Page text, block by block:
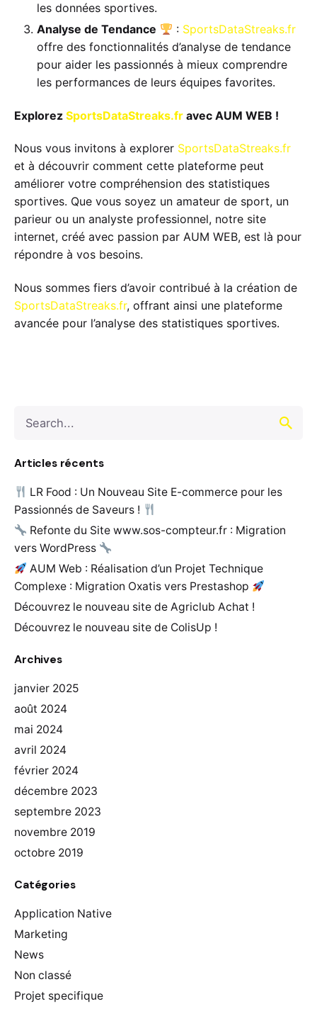
for
Articles récents
LR Food : Un Nouveau Site E-commerce pour les
Passionnés de Saveurs !
Refonte du Site www.sos-compteur.fr : Migration
vers WordPress
AUM Web : Réalisation d’un Projet Technique
Complexe : Migration Oxatis vers Prestashop
Découvrez le nouveau site de Agriclub Achat !
Découvrez le nouveau site de ColisUp !
Archives
janvier 2025
août 2024
mai 2024
avril 2024
février 2024
décembre 2023
septembre 2023
novembre 2019
octobre 2019
Catégories
Application Native
Marketing
News
Non classé
Projet specifique
les données sportives.
Analyse de Tendance
: SportsDataStreaks.fr
offre des fonctionnalités d’analyse de tendance
pour aider les passionnés à mieux comprendre
les performances de leurs équipes favorites.
Explorez SportsDataStreaks.fr avec AUM WEB !
Nous vous invitons à explorer SportsDataStreaks.fr
et à découvrir comment cette plateforme peut
améliorer votre compréhension des statistiques
sportives. Que vous soyez un amateur de sport, un
parieur ou un analyste professionnel, notre site
internet, créé avec passion par AUM WEB, est là pour
répondre à vos besoins.
Nous sommes fiers d’avoir contribué à la création de
SportsDataStreaks.fr, offrant ainsi une plateforme
avancée pour l’analyse des statistiques sportives.